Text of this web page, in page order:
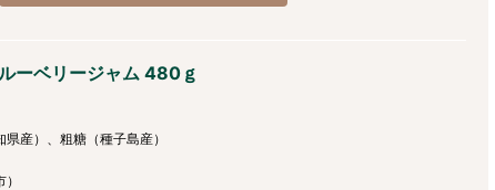
ーベリージャム 480ｇ
県産）、粗糖（種子島産）